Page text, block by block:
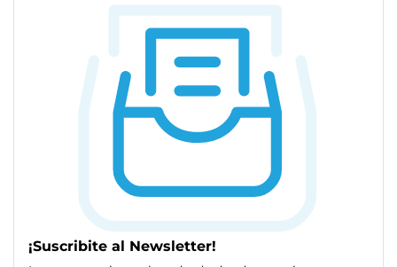
¡Suscribite al Newsletter!